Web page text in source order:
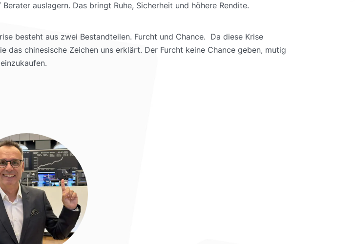
auslagern. Das bringt Ruhe, Sicherheit und höhere Rendite.
besteht aus zwei Bestandteilen. Furcht und Chance. Da diese Krise
das chinesische Zeichen uns erklärt. Der Furcht keine Chance geben, mutig